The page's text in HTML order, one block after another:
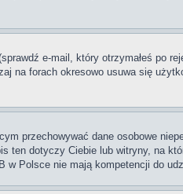
e-mail, który otrzymałeś
na forach okresowo usuwa się
przechowywać dane osobowe
ten dotyczy Ciebie lub witryny, na
Polsce nie mają kompetencji do